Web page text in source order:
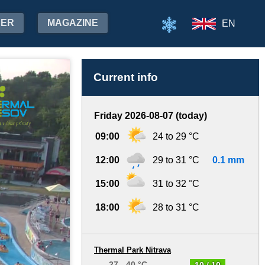
MAGAZINE EN
Current info
Friday 2026-08-07 (today)
09:00 24 to 29 °C
12:00 29 to 31 °C 0.1 mm
15:00 31 to 32 °C
18:00 28 to 31 °C
Thermal Park Nitrava